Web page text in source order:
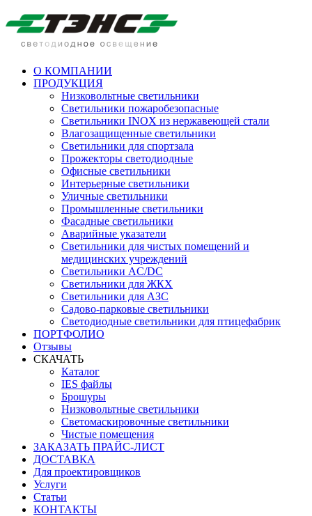
О КОМПАНИИ
ПРОДУКЦИЯ
Низковольтные светильники
Cветильники пожаробезопасные
Светильники INOX из нержавеющей стали
Влагозащищенные светильники
Светильники для спортзала
Прожекторы светодиодные
Офисные светильники
Интерьерные светильники
Уличные светильники
Промышленные светильники
Фасадные светильники
Аварийные указатели
Светильники для чистых помещений и
медицинских учреждений
Светильники AC/DC
Светильники для ЖКХ
Светильники для АЗС
Садово-парковые светильники
Светодиодные светильники для птицефабрик
ПОРТФОЛИО
Отзывы
СКАЧАТЬ
Каталог
IES файлы
Брошуры
Низковольтные светильники
Светомаскировочные светильники
Чистые помещения
ЗАКАЗАТЬ ПРАЙС-ЛИСТ
ДОСТАВКА
Для проектировщиков
Услуги
Статьи
КОНТАКТЫ